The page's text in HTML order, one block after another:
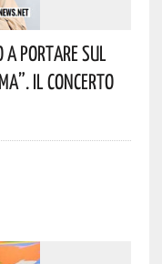
A Portare Sul
Il Concerto